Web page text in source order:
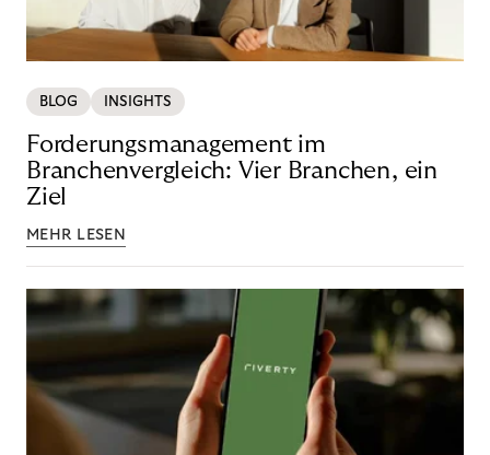
BLOG INSIGHTS
Forderungsmanagement im
Branchenvergleich: Vier Branchen, ein
Ziel
MEHR LESEN